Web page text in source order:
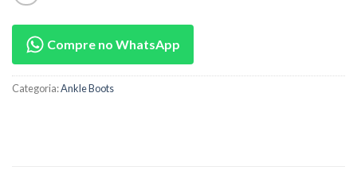
Compre no WhatsApp
Categoria:Ankle Boots